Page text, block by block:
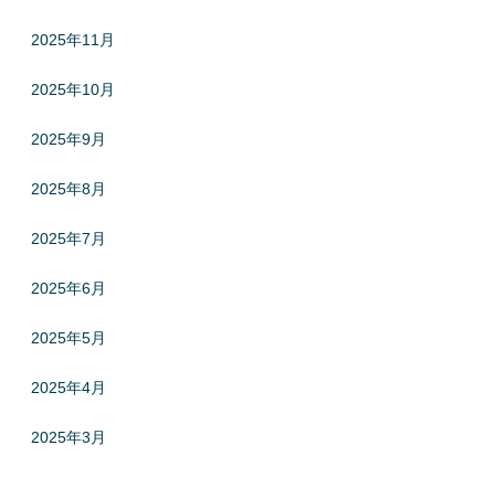
2025年11月
2025年10月
2025年9月
2025年8月
2025年7月
2025年6月
2025年5月
2025年4月
2025年3月